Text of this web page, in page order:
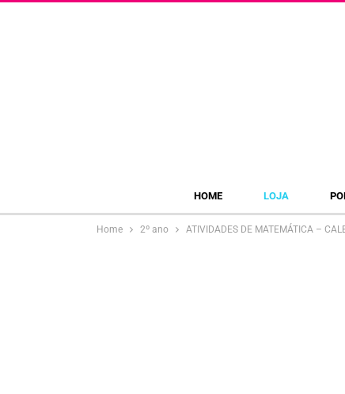
HOME LOJA
Home 2º ano ATIVIDADES DE MATEMÁTICA –